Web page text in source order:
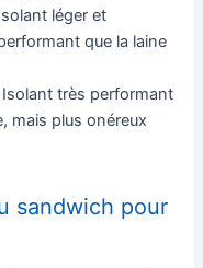
léger et
que la laine
très performant
mais plus onéreux
sandwich pour